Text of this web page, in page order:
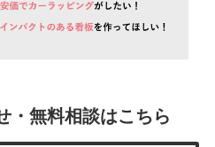
・無料相談はこちら